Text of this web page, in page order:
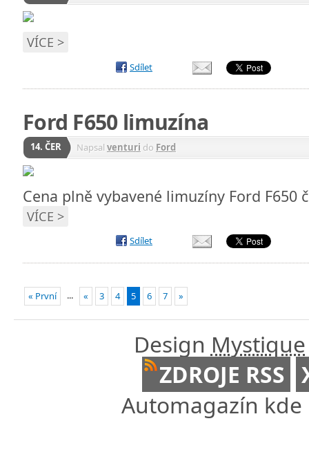
VÍCE >
Sdílet
Ford F650 limuzína
14. ČER Napsal venturi do Ford
Cena plně vybavené limuzíny Ford F650
VÍCE >
Sdílet
« První ... « 3 4 5 6 7 »
Design Mystique
ZDROJE RSS
Automagazín